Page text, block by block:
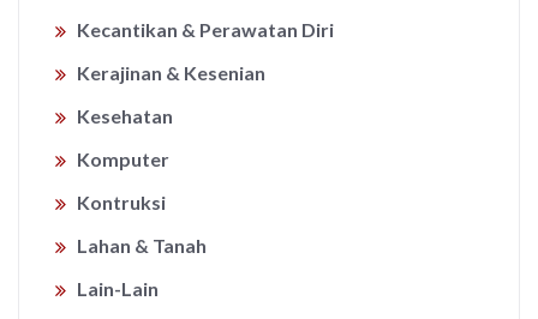
Kecantikan & Perawatan Diri
Kerajinan & Kesenian
Kesehatan
Komputer
Kontruksi
Lahan & Tanah
Lain-Lain